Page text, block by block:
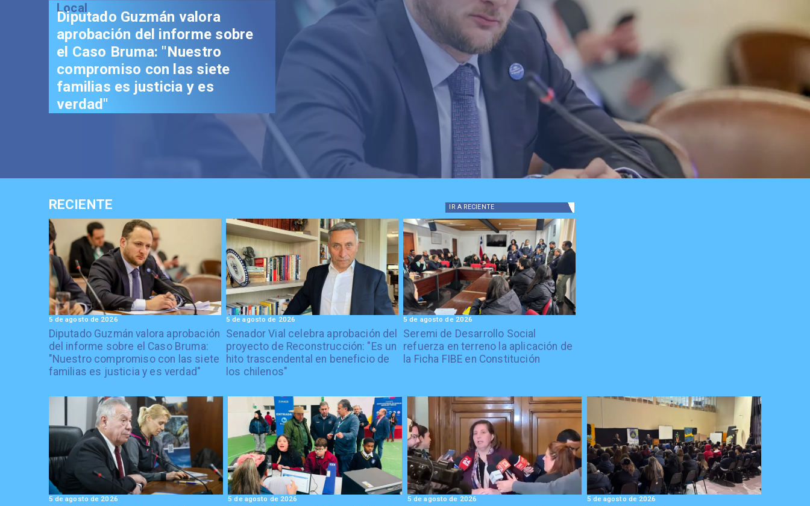
Local
Diputado Guzmán valora
aprobación del informe sobre
el Caso Bruma: "Nuestro
compromiso con las siete
familias es justicia y es
verdad"
RECIENTE IR A RECIENTE
Diputado Guzmán valora aprobación
del informe sobre el Caso Bruma:
"Nuestro compromiso con las siete
familias es justicia y es verdad"
5 de agosto de 2026
Senador Vial celebra aprobación del
proyecto de Reconstrucción: "Es un
hito trascendental en beneficio de
los chilenos"
5 de agosto de 2026
Seremi de Desarrollo Social
refuerza en terreno la aplicación de
la Ficha FIBE en Constitución
5 de agosto de 2026
5 de agosto de 2026 5 de agosto de 2026 5 de agosto de 2026 5 de agosto de 2026